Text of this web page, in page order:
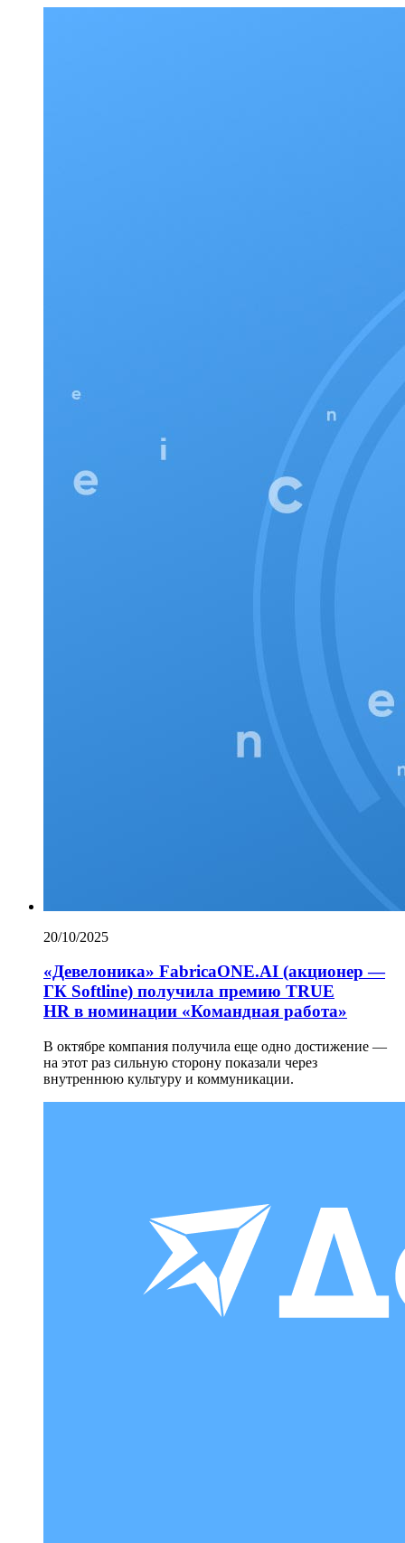
20/10/2025
«Девелоника» FabricaONE.AI (акционер —
ГК Softline) получила премию TRUE
HR в номинации «Командная работа»
В октябре компания получила еще одно достижение —
на этот раз сильную сторону показали через
внутреннюю культуру и коммуникации.